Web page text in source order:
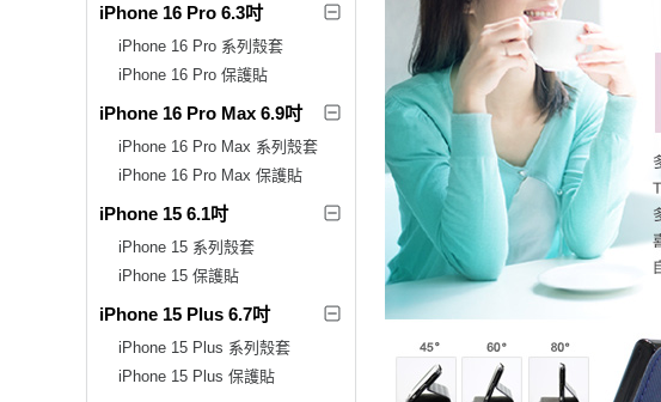
iPhone 16 Pro 6.3吋
iPhone 16 Pro 系列殼套
iPhone 16 Pro 保護貼
iPhone 16 Pro Max 6.9吋
iPhone 16 Pro Max 系列殼套
iPhone 16 Pro Max 保護貼
iPhone 15 6.1吋
iPhone 15 系列殼套
iPhone 15 保護貼
iPhone 15 Plus 6.7吋
iPhone 15 Plus 系列殼套
iPhone 15 Plus 保護貼